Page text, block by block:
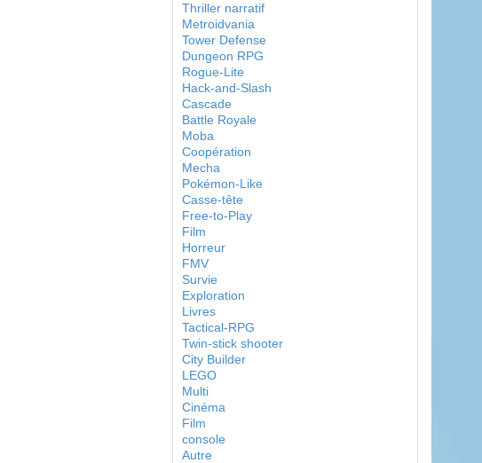
Thriller narratif
Metroidvania
Tower Defense
Dungeon RPG
Rogue-Lite
Hack-and-Slash
Cascade
Battle Royale
Moba
Coopération
Mecha
Pokémon-Like
Casse-tête
Free-to-Play
Film
Horreur
FMV
Survie
Exploration
Livres
Tactical-RPG
Twin-stick shooter
City Builder
LEGO
Multi
Cinéma
Film
console
Autre